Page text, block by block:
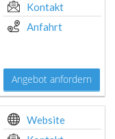
Kontakt
Anfahrt
Angebot anfordern
Website